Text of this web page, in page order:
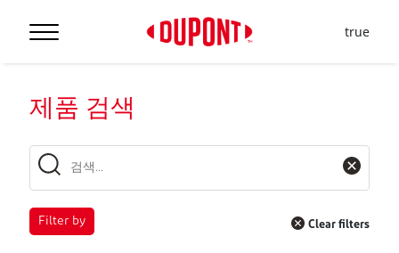
true
제품 검색
Filter by Clear filters